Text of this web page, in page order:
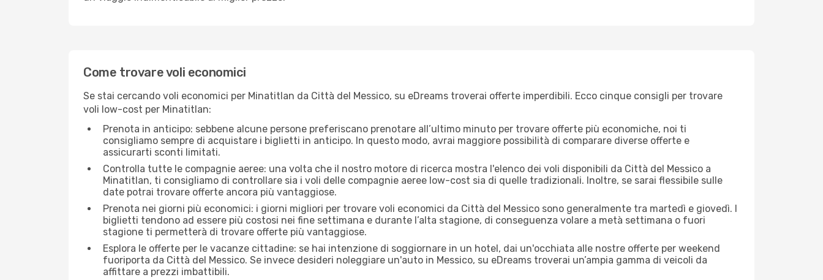
Come trovare voli economici
Se stai cercando voli economici per Minatitlan da Città del Messico, su eDreams troverai offerte imperdibili. Ecco cinque consigli per trovare
voli low-cost per Minatitlan:
Prenota in anticipo: sebbene alcune persone preferiscano prenotare all’ultimo minuto per trovare offerte più economiche, noi ti
consigliamo sempre di acquistare i biglietti in anticipo. In questo modo, avrai maggiore possibilità di comparare diverse offerte e
assicurarti sconti limitati.
Controlla tutte le compagnie aeree: una volta che il nostro motore di ricerca mostra l'elenco dei voli disponibili da Città del Messico a
Minatitlan, ti consigliamo di controllare sia i voli delle compagnie aeree low-cost sia di quelle tradizionali. Inoltre, se sarai flessibile sulle
date potrai trovare offerte ancora più vantaggiose.
Prenota nei giorni più economici: i giorni migliori per trovare voli economici da Città del Messico sono generalmente tra martedì e giovedì. I
biglietti tendono ad essere più costosi nei fine settimana e durante l’alta stagione, di conseguenza volare a metà settimana o fuori
stagione ti permetterà di trovare offerte più vantaggiose.
Esplora le offerte per le vacanze cittadine: se hai intenzione di soggiornare in un hotel, dai un'occhiata alle nostre offerte per weekend
fuoriporta da Città del Messico. Se invece desideri noleggiare un'auto in Messico, su eDreams troverai un’ampia gamma di veicoli da
affittare a prezzi imbattibili.